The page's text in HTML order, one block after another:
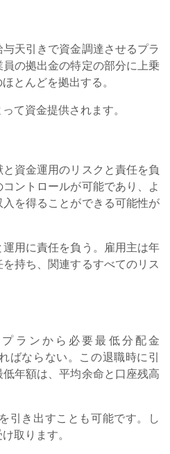
天引きで資金調達させるプラ
の拠出金の特定の部分に上乗
とんどを拠出する。
て資金提供されます。
資金運用のリスクと責任を負
ントロールが可能であり、よ
を得ることができる可能性が
用に責任を負う。雇用主は年
持ち、関連するすべてのリス
ランから必要最低分配金
ばならない。この退職時に引
年額は、平均余命と口座残高
引き出すことも可能です。し
取ります。